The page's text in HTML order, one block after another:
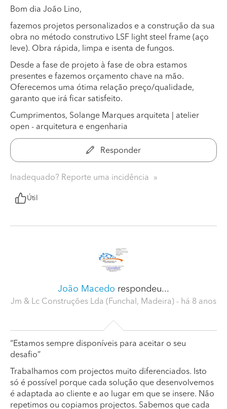
Bom dia João Lino,
fazemos projetos personalizados e a construção da sua
obra no método construtivo LSF light steel frame (aço
leve). Obra rápida, limpa e isenta de fungos.
Desde a fase de projeto à fase de obra estamos
presentes e fazemos orçamento chave na mão.
Oferecemos uma ótima relação preço/qualidade,
garanto que irá ficar satisfeito.
Cumprimentos, Solange Marques arquiteta | atelier
open - arquitetura e engenharia
Responder
Inadequado? Reporte uma incidência
Útil
João Macedo respondeu...
Jm & Lc Construções Lda (Funchal, Madeira) - há 8 anos
“Estamos sempre disponíveis para aceitar o seu
desafio”
Trabalhamos com projectos muito diferenciados. Isto
só é possível porque cada solução que desenvolvemos
é adaptada ao cliente e ao lugar em que se insere. Não
repetimos ou copiamos projectos. Sabemos que cada